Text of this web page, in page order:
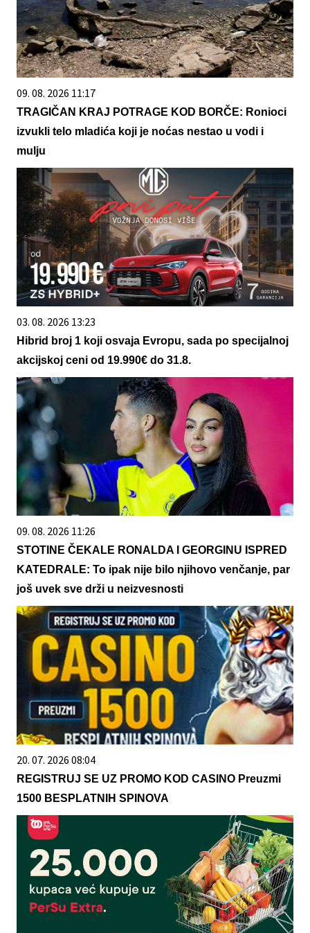
09. 08. 2026 11:17
TRAGIČAN KRAJ POTRAGE KOD BORČE: Ronioci
izvukli telo mladića koji je noćas nestao u vodi i
mulju
03. 08. 2026 13:23
Hibrid broj 1 koji osvaja Evropu, sada po specijalnoj
akcijskoj ceni od 19.990€ do 31.8.
09. 08. 2026 11:26
STOTINE ČEKALE RONALDA I GEORGINU ISPRED
KATEDRALE: To ipak nije bilo njihovo venčanje, par
još uvek sve drži u neizvesnosti
20. 07. 2026 08:04
REGISTRUJ SE UZ PROMO KOD CASINO Preuzmi
1500 BESPLATNIH SPINOVA